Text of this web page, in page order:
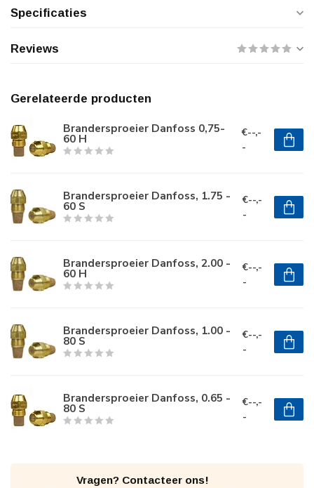
Specificaties
Reviews
Gerelateerde producten
Brandersproeier Danfoss 0,75-
60 H
€--,-
-
Brandersproeier Danfoss, 1.75 -
60 S
€--,-
-
Brandersproeier Danfoss, 2.00 -
60 H
€--,-
-
Brandersproeier Danfoss, 1.00 -
80 S
€--,-
-
Brandersproeier Danfoss, 0.65 -
80 S
€--,-
-
Vragen? Contacteer ons!